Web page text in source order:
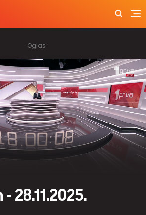
- 28.11.2025.